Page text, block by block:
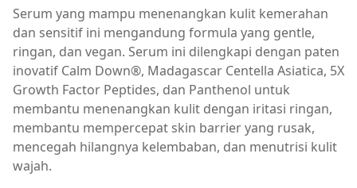
Serum yang mampu menenangkan kulit kemerahan
dan sensitif ini mengandung formula yang gentle,
ringan, dan vegan. Serum ini dilengkapi dengan paten
inovatif Calm Down®, Madagascar Centella Asiatica, 5X
Growth Factor Peptides, dan Panthenol untuk
membantu menenangkan kulit dengan iritasi ringan,
membantu mempercepat skin barrier yang rusak,
mencegah hilangnya kelembaban, dan menutrisi kulit
wajah.